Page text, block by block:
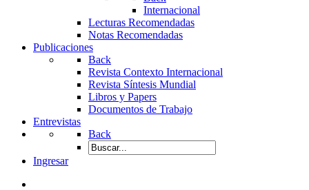
Internacional
Lecturas Recomendadas
Notas Recomendadas
Publicaciones
Back
Revista Contexto Internacional
Revista Síntesis Mundial
Libros y Papers
Documentos de Trabajo
Entrevistas
Back
Ingresar